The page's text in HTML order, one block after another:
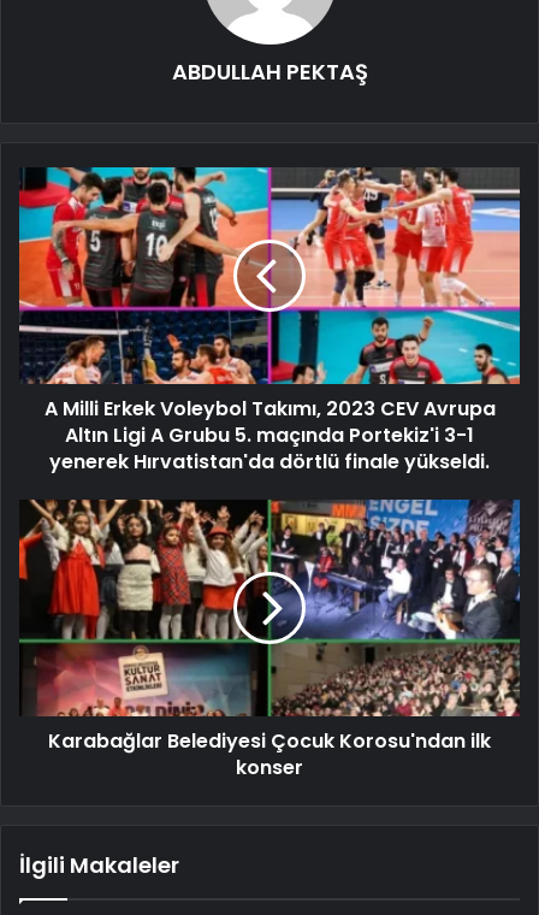
ABDULLAH PEKTAŞ
A Milli Erkek Voleybol Takımı, 2023 CEV Avrupa
Altın Ligi A Grubu 5. maçında Portekiz'i 3-1
yenerek Hırvatistan'da dörtlü finale yükseldi.
Karabağlar Belediyesi Çocuk Korosu'ndan ilk
konser
İlgili Makaleler